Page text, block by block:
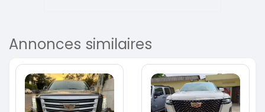
Annonces similaires